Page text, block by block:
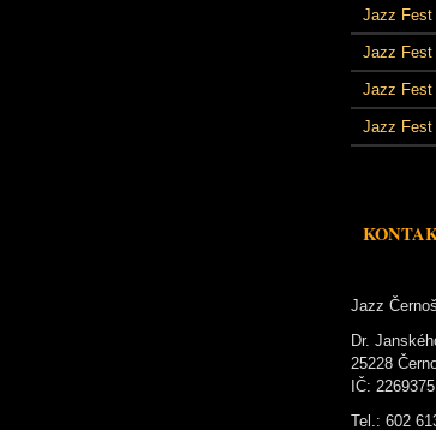
Jazz Fest
Jazz Fest
Jazz Fest
Jazz Fest
Jazz
Dr.
25228
IČ:
Tel.: 602